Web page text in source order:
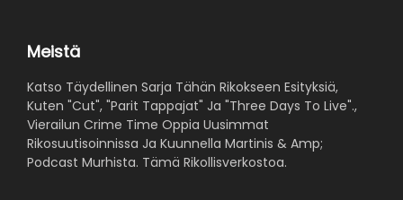
Meistä
Katso Täydellinen Sarja Tähän Rikokseen Esityksiä,
Kuten "Cut", "Parit Tappajat" Ja "Three Days To Live".,
Vierailun Crime Time Oppia Uusimmat
Rikosuutisoinnissa Ja Kuunnella Martinis & Amp;
Podcast Murhista. Tämä Rikollisverkostoa.